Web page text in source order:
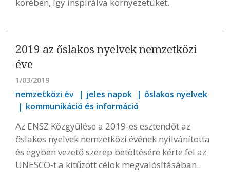
körében, így inspirálva környezetüket.
2019 az őslakos nyelvek nemzetközi
éve
1/03/2019
nemzetközi év jeles napok
őslakos nyelvek
kommunikáció és információ
Az ENSZ Közgyűlése a 2019-es esztendőt az
őslakos nyelvek nemzetközi évének nyilvánította
és egyben vezető szerep betöltésére kérte fel az
UNESCO-t a kitűzött célok megvalósításában.